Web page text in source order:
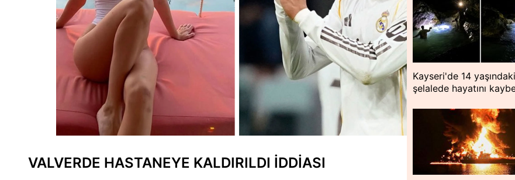
VALVERDE HASTANEYE KALDIRILDI İDDİASI
Kayseri'de 14
şelalede hayatını